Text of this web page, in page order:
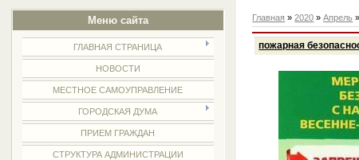
Меню сайта
ГЛАВНАЯ СТРАНИЦА
НОВОСТИ
МЕСТНОЕ САМОУПРАВЛЕНИЕ
ГОРОДСКАЯ ДУМА
ПРИЕМ ГРАЖДАН
СТРУКТУРА АДМИНИСТРАЦИИ
Главная »2020 » Апрель »
пожарная